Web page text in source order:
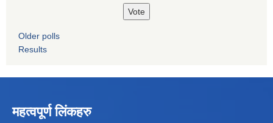
Older polls
Results
महत्वपूर्ण लिंकहरु